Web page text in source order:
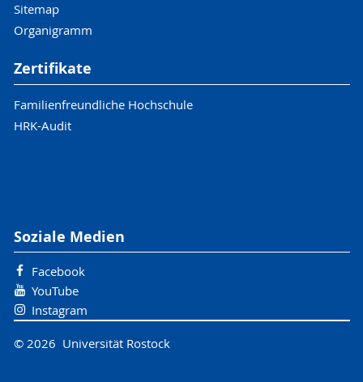
Sitemap
Organigramm
Zertifikate
Familienfreundliche Hochschule
HRK-Audit
Soziale Medien
Facebook
YouTube
Instagram
© 2026 Universität Rostock